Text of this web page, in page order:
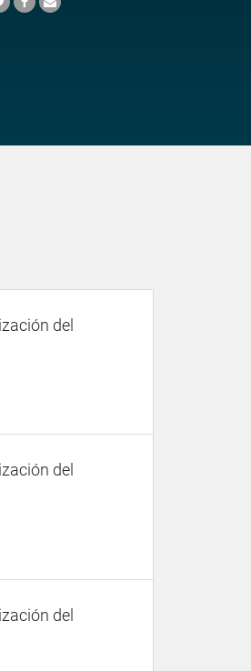
del
del
del